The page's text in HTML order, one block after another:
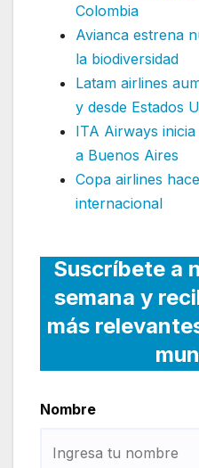
Colombia
Avianca estrena
la biodiversidad
Latam airlines
y desde Estados
ITA Airways
a Buenos Aires
Copa airlines
internacional
Suscríbete a
semana y
más
Nombre